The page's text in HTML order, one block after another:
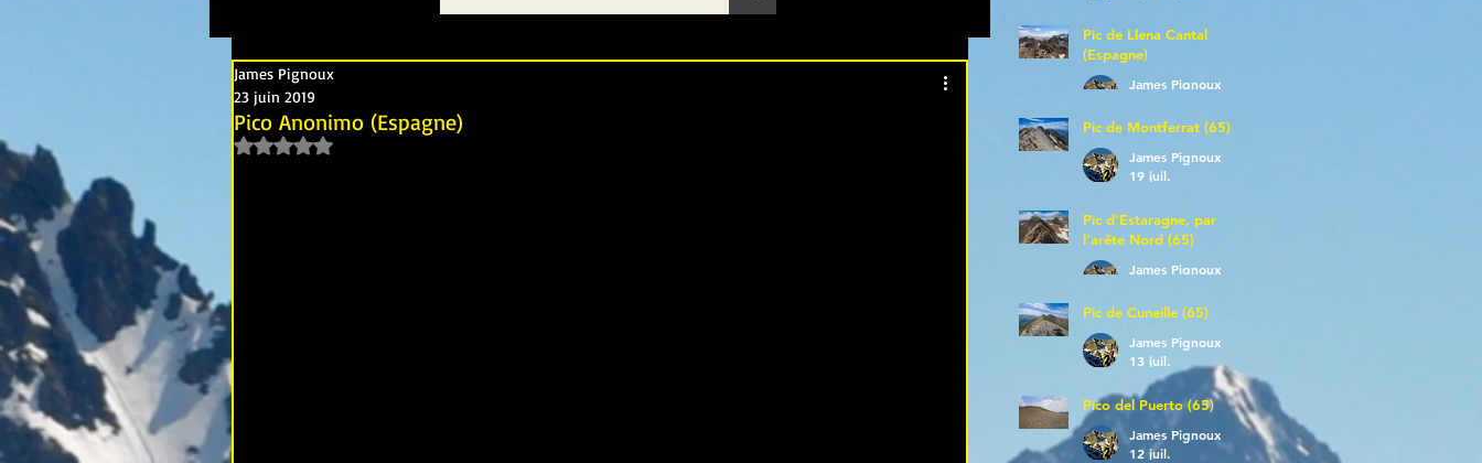
Pico Anonimo (Espagne)
James Pignoux
23 juin 2019
Noté NaN étoiles sur 5.
Pic de Llena Cantal
(Espagne)
James Pignoux
Pic de Montferrat (65)
James Pignoux
19 juil.
Pic d'Estaragne, par
l'arête Nord (65)
James Pignoux
Pic de Cuneille (65)
James Pignoux
13 juil.
Pico del Puerto (65)
James Pignoux
12 juil.